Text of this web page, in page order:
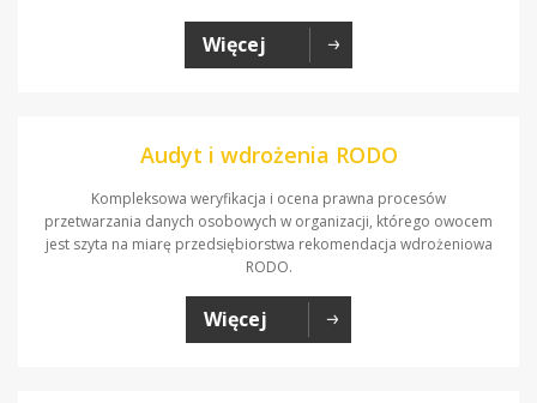
Więcej
Audyt i wdrożenia RODO
Kompleksowa weryfikacja i ocena prawna procesów
przetwarzania danych osobowych w organizacji, którego owocem
jest szyta na miarę przedsiębiorstwa rekomendacja wdrożeniowa
RODO.
Więcej